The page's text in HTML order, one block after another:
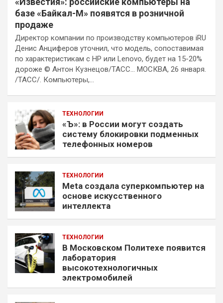
базе «Байкал-М» появятся в розничной
продаже
Директор компании по производству компьютеров iRU
Денис Анциферов уточнил, что модель, сопоставимая
по характеристикам с HP или Lenovo, будет на 15-20%
дороже © Антон Кузнецов/ТАСС… МОСКВА, 26 января.
/ТАСС/. Компьютеры,…
ТЕХНОЛОГИИ
«Ъ»: в России могут создать
систему блокировки подменных
телефонных номеров
ТЕХНОЛОГИИ
Meta создала суперкомпьютер на
основе искусственного
интеллекта
ТЕХНОЛОГИИ
В Московском Политехе появится
лаборатория
высокотехнологичных
электромобилей